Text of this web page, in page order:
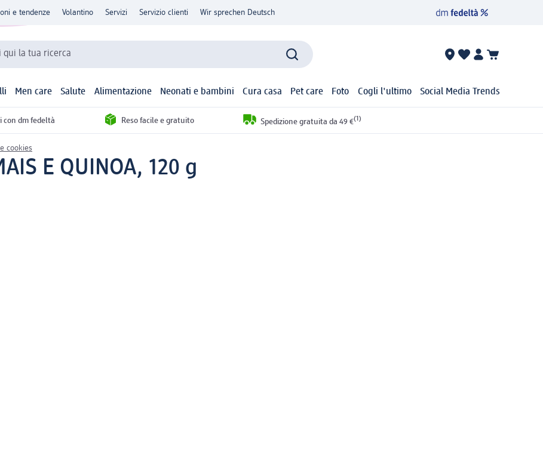
e tendenze Volantino Servizi Servizio clienti Wir sprechen Deutsch
qui la tua ricerca
Men care Salute Alimentazione Neonati e bambini Cura casa Pet care Foto Cogli l'ultimo Social Media Trends
con dm fedeltà Reso facile e gratuito Spedizione gratuita da 49 €(1)
cookies
E QUINOA, 120 g